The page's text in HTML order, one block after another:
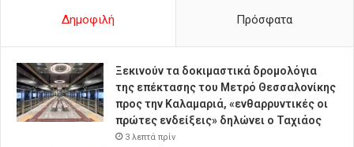
Δημοφιλή Πρόσφατα
Ξεκινούν τα δοκιμαστικά δρομολόγια
της επέκτασης του Μετρό Θεσσαλονίκης
προς την Καλαμαριά, «ενθαρρυντικές οι
πρώτες ενδείξεις» δηλώνει ο Ταχιάος
3 λεπτά πρίν